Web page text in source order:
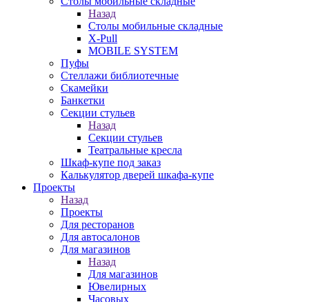
Назад
Столы мобильные складные
X-Pull
MOBILE SYSTEM
Пуфы
Стеллажи библиотечные
Скамейки
Банкетки
Секции стульев
Назад
Секции стульев
Театральные кресла
Шкаф-купе под заказ
Калькулятор дверей шкафа-купе
Проекты
Назад
Проекты
Для ресторанов
Для автосалонов
Для магазинов
Назад
Для магазинов
Ювелирных
Часовых